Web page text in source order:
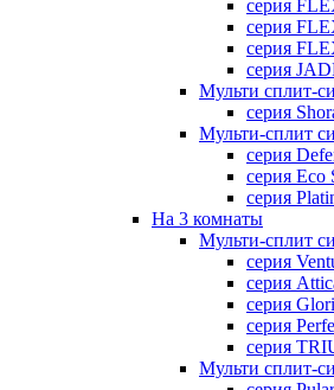
серия
серия
серия
серия
Мульти сплит-
серия
Мульти-сплит
серия
серия Eco
серия
На 3 комнаты
Мульти-сплит
серия
серия
серия
серия
серия
Мульти сплит-